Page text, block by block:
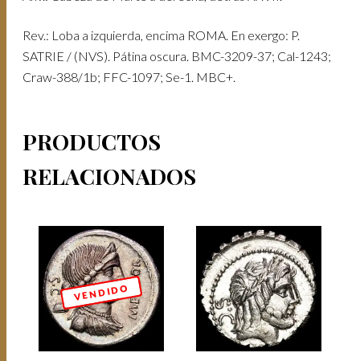
Rev.: Loba a izquierda, encima ROMA. En exergo: P.
SATRIE / (NVS). Pátina oscura. BMC-3209-37; Cal-1243;
Craw-388/1b; FFC-1097; Se-1. MBC+.
PRODUCTOS
RELACIONADOS
V E N D I D O